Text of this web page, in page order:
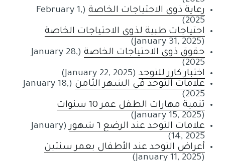
رعاية ذوي الاحتياجات الخاصة
(February 1,
2025)
احتياجات طبية لذوي الاحتياجات الخاصة
(January 31, 2025)
حقوق ذوي الاحتياجات الخاصة
(January 28,
2025)
اختبار كارز للتوحد (January 22, 2025)
علامات التوحد في الشهر الثامن
(January 18,
2025)
تنمية مهارات الطفل عمر 10 سنوات
(January 15, 2025)
علامات التوحد عند الرضع ٦ شهور
(January
14, 2025)
أعراض التوحد عند الأطفال بعمر سنتين
(January 11, 2025)